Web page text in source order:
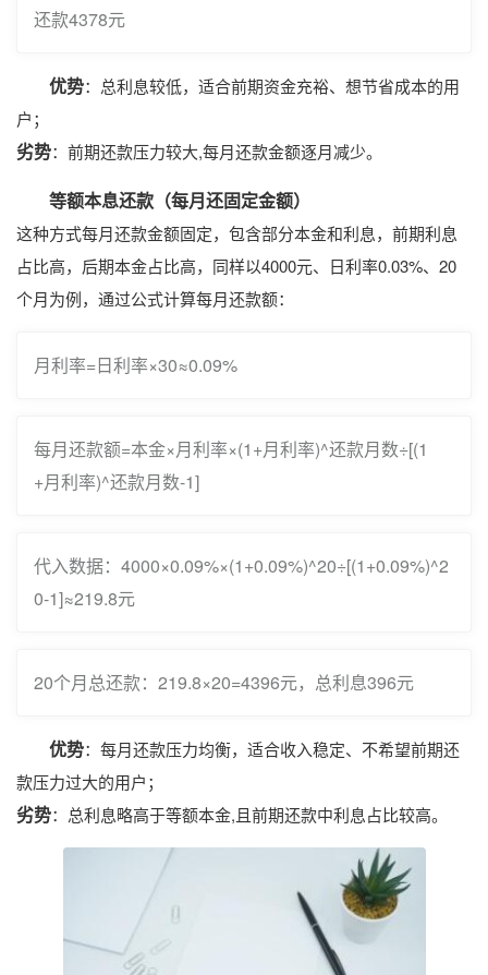
还款4378元
优势：总利息较低，适合前期资金充裕、想节省成本的用
户；
劣势：前期还款压力较大,每月还款金额逐月减少。
等额本息还款（每月还固定金额）
这种方式每月还款金额固定，包含部分本金和利息，前期利息
占比高，后期本金占比高，同样以4000元、日利率0.03%、20
个月为例，通过公式计算每月还款额：
月利率=日利率×30≈0.09%
每月还款额=本金×月利率×(1+月利率)^还款月数÷[(1
+月利率)^还款月数-1]
代入数据：4000×0.09%×(1+0.09%)^20÷[(1+0.09%)^2
0-1]≈219.8元
20个月总还款：219.8×20=4396元，总利息396元
优势：每月还款压力均衡，适合收入稳定、不希望前期还
款压力过大的用户；
劣势：总利息略高于等额本金,且前期还款中利息占比较高。